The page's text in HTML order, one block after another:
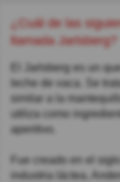
¿Cuál de las siguientes comidas tiene una variedad
llamada Jarlsberg?
El Jarlsberg es un
leche de vaca. Se
similar a la
utiliza como
aperitivo.
Fue creado en el
industria láctea,